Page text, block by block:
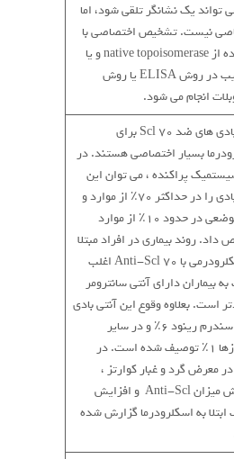
تواند یک نشانگر تلقی شود، اما
نیست. تشخیص اختصاصی با
استفاده از native topoisomerase و یا
نوترکیب در روش ELISA یا روش
انجام می شود.
آنتی بادی های ضد Scl 70 برای
بسیار اختصاصی هستند. در
پراکنده ، می توان این
آنتی بادی را در حداکثر 70٪ از موارد و
فرم موضعی در حدود 10٪ از موارد
داد. روند بیماری در افراد مبتلا
به اسکلرودرمی با Anti-Scl 70 اغلب
بیماران دارای آنتی سانترومر
است. بعلاوه وقوع این آنتی بادی
ها در سندرم رینود 6٪ و در سایر
کلاژنوزها 1٪ توصیف شده است. در
در معرض گرد و غبار کوارتز ،
افزایش میزان Anti-Scl و افزایش
به اسکلرودرما گزارش شده